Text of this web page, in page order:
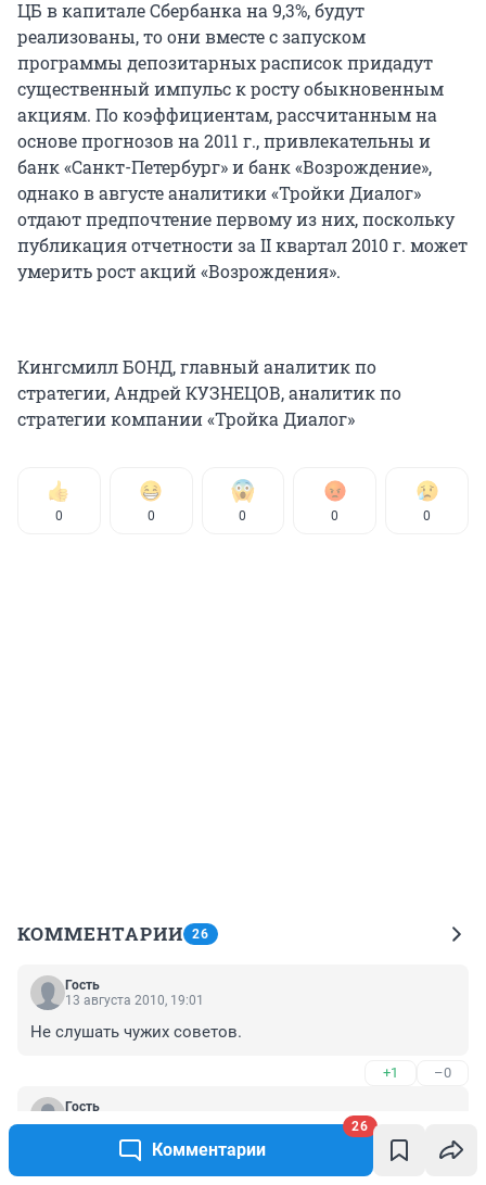
Комментарии
26
ЦБ в капитале Сбербанка на 9,3%, будут
реализованы, то они вместе с запуском
программы депозитарных расписок придадут
существенный импульс к росту обыкновенным
акциям. По коэффициентам, рассчитанным на
основе прогнозов на 2011 г., привлекательны и
банк «Санкт-Петербург» и банк «Возрождение»,
однако в августе аналитики «Тройки Диалог»
отдают предпочтение первому из них, поскольку
публикация отчетности за II квартал 2010 г. может
умерить рост акций «Возрождения».
Кингсмилл БОНД, главный аналитик по
стратегии, Андрей КУЗНЕЦОВ, аналитик по
стратегии компании «Тройка Диалог»
0 0 0 0 0
КОММЕНТАРИИ 26
Гость
13 августа 2010, 19:01
Не слушать чужих советов.
+1 –0
Гость
13 августа 2010, 12:51
и че теперь делать? скупать доллар? иль злато?